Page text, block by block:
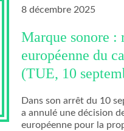
8 décembre 2025
Marque sonore :
européenne du
(TUE, 10
Dans son arrêt du 10
a annulé une décision
européenne pour la